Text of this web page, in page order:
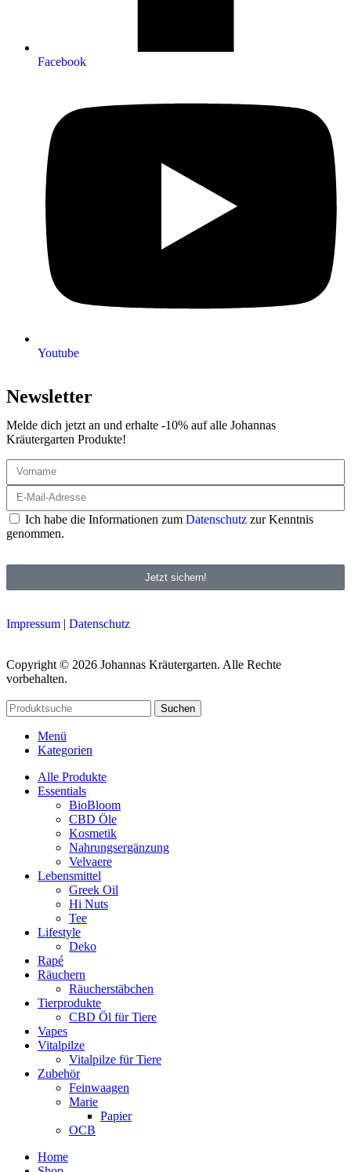
Facebook
Youtube
Newsletter
Melde dich jetzt an und erhalte -10% auf alle Johannas
Kräutergarten Produkte!
Ich habe die Informationen zum Datenschutz zur Kenntnis
genommen.
Jetzt sichern!
Impressum | Datenschutz
Copyright © 2026 Johannas Kräutergarten. Alle Rechte
vorbehalten.
Suchen
Menü
Kategorien
Alle Produkte
Essentials
BioBloom
CBD Öle
Kosmetik
Nahrungsergänzung
Velvaere
Lebensmittel
Greek Oil
Hi Nuts
Tee
Lifestyle
Deko
Rapé
Räuchern
Räucherstäbchen
Tierprodukte
CBD Öl für Tiere
Vapes
Vitalpilze
Vitalpilze für Tiere
Zubehör
Feinwaagen
Marie
Papier
OCB
Home